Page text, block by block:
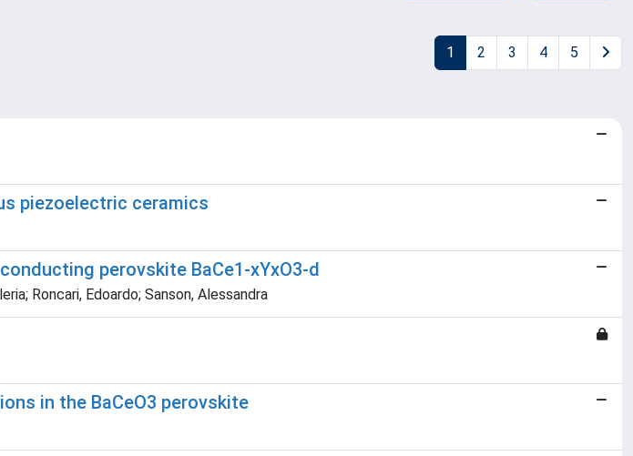
1 2 3 4 5
piezoelectric ceramics
perovskite BaCe1-xYxO3-d
Roncari, Edoardo; Sanson, Alessandra
in the BaCeO3 perovskite